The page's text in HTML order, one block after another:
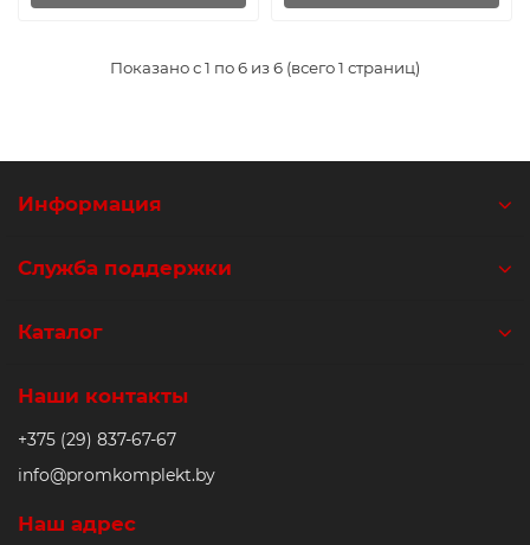
Показано с 1 по 6 из 6 (всего 1 страниц)
Информация
Служба поддержки
Каталог
Наши контакты
+375 (29) 837-67-67
info@promkomplekt.by
Наш адрес